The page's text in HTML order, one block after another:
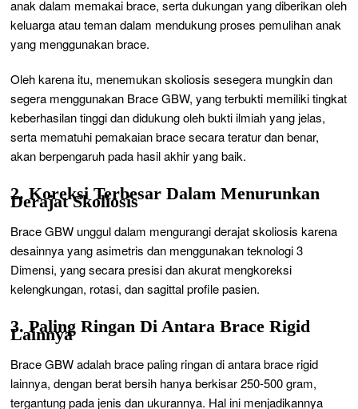
anak dalam memakai brace, serta dukungan yang diberikan oleh
keluarga atau teman dalam mendukung proses pemulihan anak
yang menggunakan brace.
Oleh karena itu, menemukan skoliosis sesegera mungkin dan
segera menggunakan Brace GBW, yang terbukti memiliki tingkat
keberhasilan tinggi dan didukung oleh bukti ilmiah yang jelas,
serta mematuhi pemakaian brace secara teratur dan benar,
akan berpengaruh pada hasil akhir yang baik.
2. Koreksi Terbesar Dalam Menurunkan
Derajat Skoliosis
Brace GBW unggul dalam mengurangi derajat skoliosis karena
desainnya yang asimetris dan menggunakan teknologi 3
Dimensi, yang secara presisi dan akurat mengkoreksi
kelengkungan, rotasi, dan sagittal profile pasien.
3. Paling Ringan Di Antara Brace Rigid
Lainnya
Brace GBW adalah brace paling ringan di antara brace rigid
lainnya, dengan berat bersih hanya berkisar 250-500 gram,
tergantung pada jenis dan ukurannya. Hal ini menjadikannya